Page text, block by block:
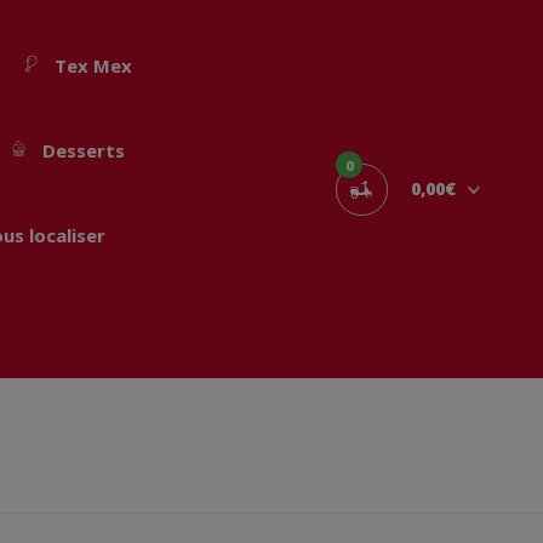
Tex Mex
Desserts
localiser
0,00€
0